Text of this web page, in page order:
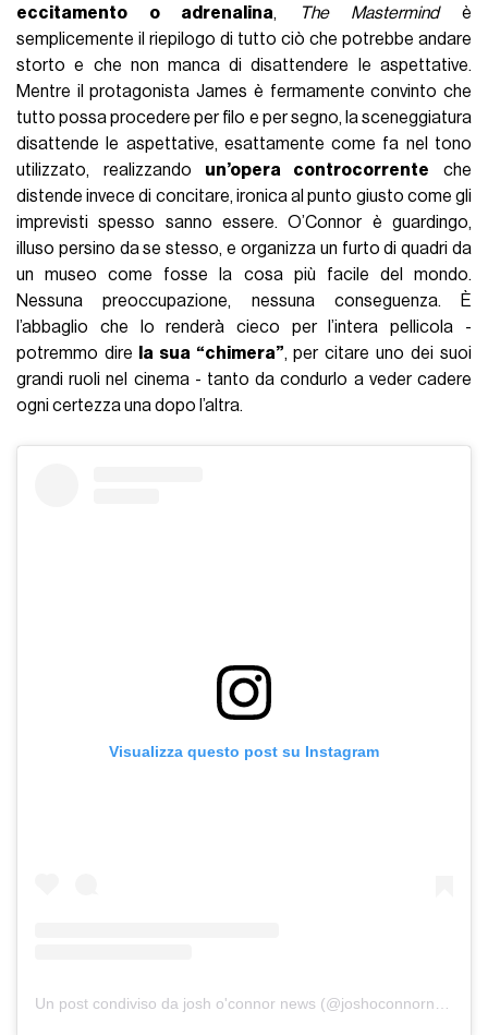
eccitamento o adrenalina, The Mastermindè
semplicemente il riepilogo di tutto ciò che potrebbe andare
storto e che non manca di disattendere le aspettative.
Mentre il protagonista James è fermamente convinto che
tutto possa procedere per filo e per segno, la sceneggiatura
disattende le aspettative, esattamente come fa nel tono
utilizzato, realizzando un’opera controcorrente che
distende invece di concitare, ironica al punto giusto come gli
imprevisti spesso sanno essere. O’Connor è guardingo,
illuso persino da se stesso, e organizza un furto di quadri da
un museo come fosse la cosa più facile del mondo.
Nessuna preoccupazione, nessuna conseguenza. È
l’abbaglio che lo renderà cieco per l’intera pellicola -
potremmo dire la sua “chimera”, per citare uno dei suoi
grandi ruoli nel cinema - tanto da condurlo a veder cadere
ogni certezza una dopo l’altra.
Visualizza questo post su Instagram